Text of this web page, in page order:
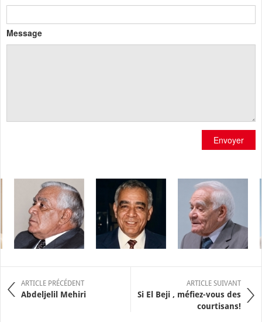
Message
Envoyer
ARTICLE PRÉCÉDENT
Abdeljelil Mehiri
ARTICLE SUIVANT
Si El Beji , méfiez-vous des
courtisans!